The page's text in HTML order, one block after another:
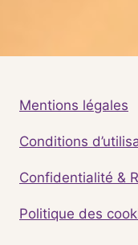
Mentions légales
Conditions
Confidentialité &
Politique des